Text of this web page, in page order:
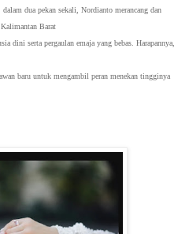
dua pekan sekali, Nordianto merancang dan
Kalimantan Barat
dini serta pergaulan emaja yang bebas. Harapannya,
baru untuk mengambil peran menekan tingginya